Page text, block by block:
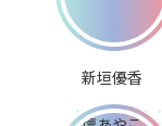
新垣優香